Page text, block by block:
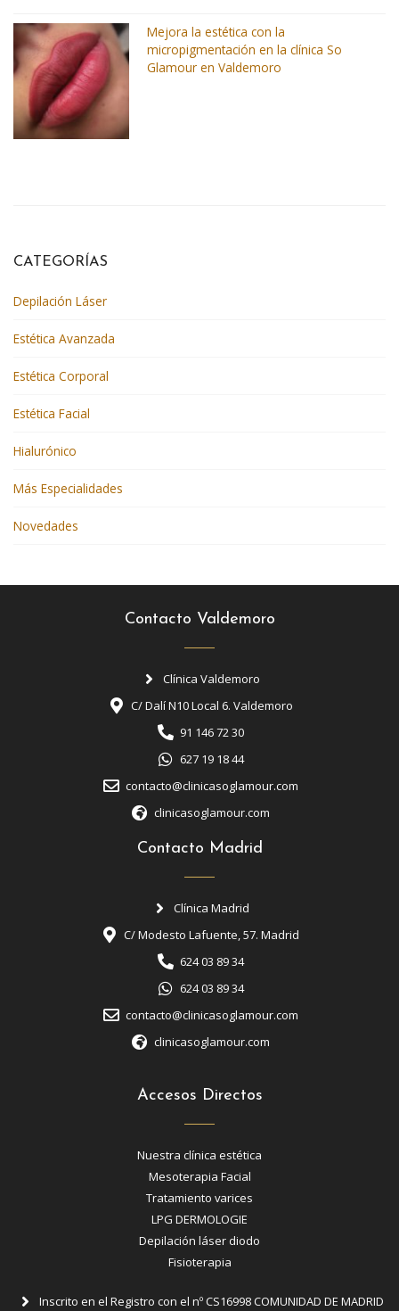
Mejora la estética con la
micropigmentación en la clínica So
Glamour en Valdemoro
CATEGORÍAS
Depilación Láser
Estética Avanzada
Estética Corporal
Estética Facial
Hialurónico
Más Especialidades
Novedades
Contacto Valdemoro
Clínica Valdemoro
C/ Dalí N10 Local 6. Valdemoro
91 146 72 30
627 19 18 44
contacto@clinicasoglamour.com
clinicasoglamour.com
Contacto Madrid
Clínica Madrid
C/ Modesto Lafuente, 57. Madrid
624 03 89 34
624 03 89 34
contacto@clinicasoglamour.com
clinicasoglamour.com
Accesos Directos
Nuestra clínica estética
Mesoterapia Facial
Tratamiento varices
LPG DERMOLOGIE
Depilación láser diodo
Fisioterapia
Inscrito en el Registro con el nº CS16998 COMUNIDAD DE MADRID